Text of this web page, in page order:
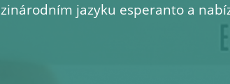
jazyku esperanto a